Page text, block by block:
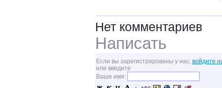
Нет комментариев
Написать
Если вы зарегистрированы у нас, войдите
или введите
Ваше имя: